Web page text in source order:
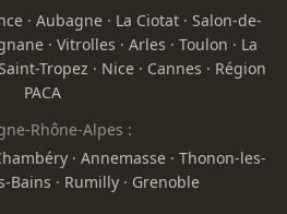
· Aubagne· La Ciotat· Salon-de-
· Vitrolles · Arles · Toulon · La
Tropez · Nice · Cannes · Région
PACA
Rhône-Alpes :
· Annemasse · Thonon-les-
Bains · Rumilly· Grenoble